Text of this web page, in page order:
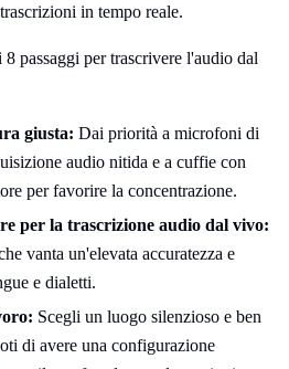
in tempo reale.
passaggi per trascrivere l'audio dal
giusta: Dai priorità a microfoni di
audio nitida e a cuffie con
per favorire la concentrazione.
per la trascrizione audio dal vivo:
vanta un'elevata accuratezza e
e dialetti.
Scegli un luogo silenzioso e ben
di avere una configurazione